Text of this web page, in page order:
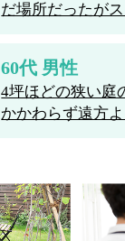
だ場所だったが
60代 男性
4坪ほどの狭い庭
かかわらず遠方